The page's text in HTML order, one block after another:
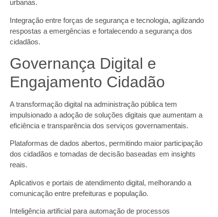
urbanas.
Integração entre forças de segurança e tecnologia, agilizando
respostas a emergências e fortalecendo a segurança dos
cidadãos.
Governança Digital e
Engajamento Cidadão
A transformação digital na administração pública tem
impulsionado a adoção de soluções digitais que aumentam a
eficiência e transparência dos serviços governamentais.
Plataformas de dados abertos, permitindo maior participação
dos cidadãos e tomadas de decisão baseadas em insights
reais.
Aplicativos e portais de atendimento digital, melhorando a
comunicação entre prefeituras e população.
Inteligência artificial para automação de processos